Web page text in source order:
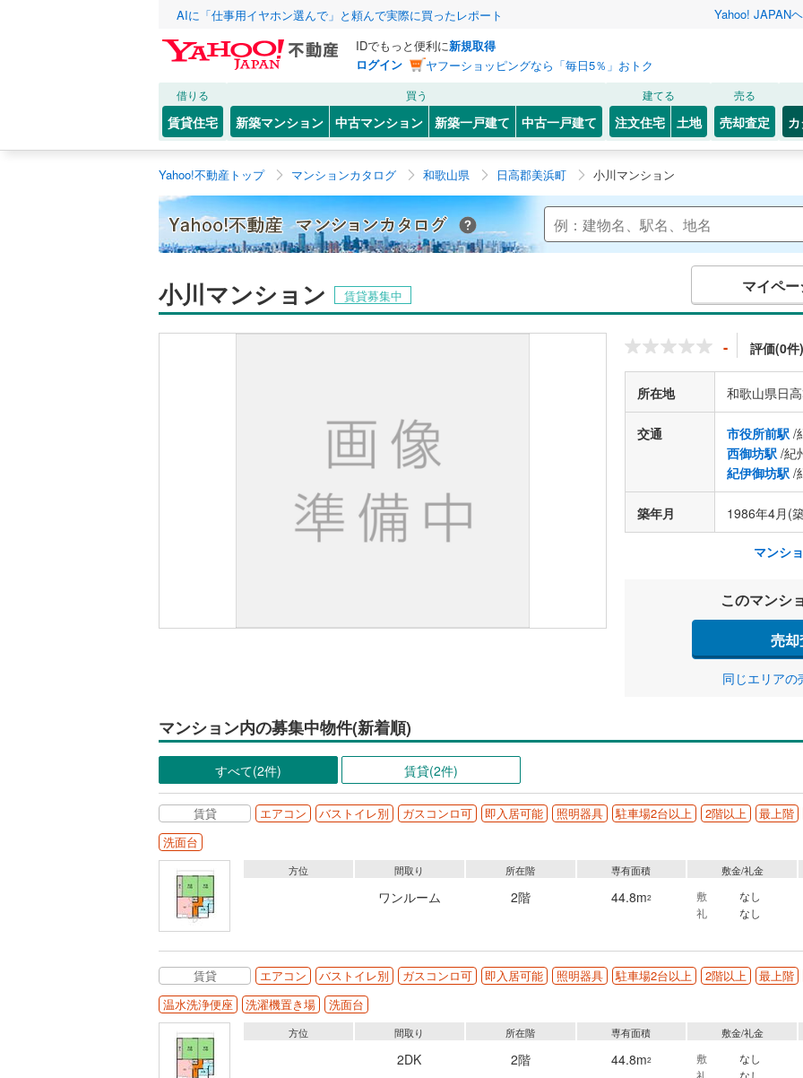
AIに「仕事用イヤホン選んで」と頼んで実際に買ったレポート Yahoo! JAPAN
IDでもっと便利に新規取得
ログイン
ヤフーショッピングなら「毎日5％」おトク
借りる
賃貸住宅
買う
新築マンション 中古マンション 新築一戸建て 中古一戸建て
建てる
注文住宅 土地
売る
売却査定
Yahoo!不動産トップ マンションカタログ 和歌山県 日高郡美浜町 小川マンション
Yahoo!不動産 マンションカタログ
小川マンション 賃貸募集中 マイペー
- 評価(0件)
所在地 和歌山県日
交通 市役所前駅 /
西御坊駅 /紀
紀伊御坊駅 /
築年月 1986年4月(
マンシ
このマンシ
売
同じエリアの
マンション内の募集中物件(新着順)
すべて(2件) 賃貸(2件)
賃貸 エアコン バストイレ別 ガスコンロ可 即入居可能 照明器具 駐車場2台以上 2階以上 最上階
洗面台
敷金/礼金
敷
なし
礼
なし
専有面積
44.8m2
所在階
2階
間取り
ワンルーム
方位
賃貸 エアコン バストイレ別 ガスコンロ可 即入居可能 照明器具 駐車場2台以上 2階以上 最上階
温水洗浄便座
洗濯機置き場 洗面台
敷金/礼金
敷
なし
専有面積
44.8m2
所在階
2階
間取り
2DK
方位